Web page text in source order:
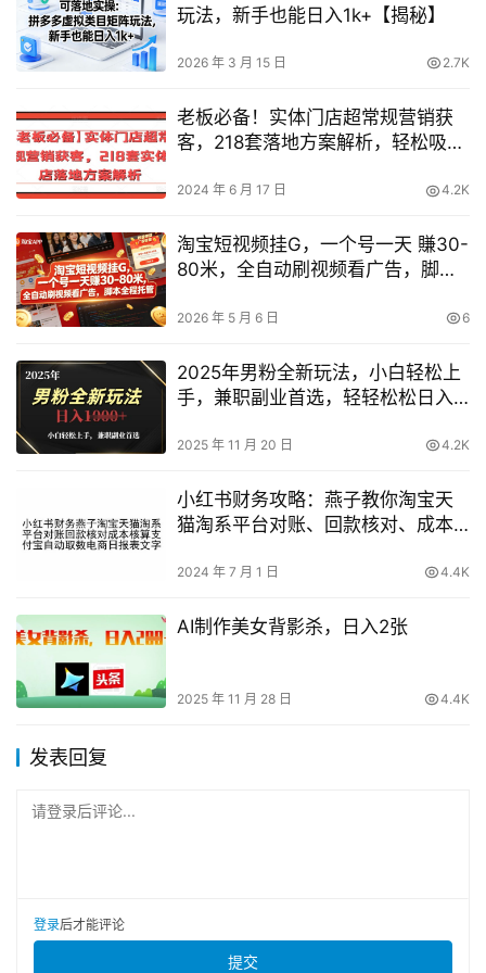
玩法，新手也能日入1k+【揭秘】
2026 年 3 月 15 日 2.7K
老板必备！实体门店超常规营销获
客，218套落地方案解析，轻松吸引
2024 年 6 月 17 日 4.2K
淘宝短视频挂G，一个号一天 賺30-
80米，全自动刷视频看广告，脚本
2026 年 5 月 6 日 6
2025年男粉全新玩法，小白轻松上
手，兼职副业首选，轻轻松松日入
2025 年 11 月 20 日 4.2K
小红书财务攻略：燕子教你淘宝天
猫淘系平台对账、回款核对、成本
表操作指南
2024 年 7 月 1 日 4.4K
AI制作美女背影杀，日入2张
2025 年 11 月 28 日 4.4K
发表回复
请登录后评论...
登录后才能评论
提交